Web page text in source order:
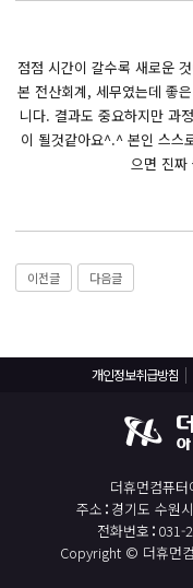
점점 시간이 갈수록 새로운
본 전산회계, 세무였는데 좋
니다. 결과도 중요하지만 과
이 될것같아요^.^ 본인 스스
으면 진짜
이전글 다음글
개인정보취급방침
더휴먼컴퓨
주소 경기도 수원
전화번호 031-
Copyright © 더휴먼
BIM 건축설계 및 실내건축설계(
React, Veu 프레임워크 기반 프
반응형/웹퍼블리셔/프론트엔드
반응형/웹퍼블리셔/프론트엔드
전산세무회계 자격취득과정[전산
직업상담사 2급 (필기+실기) 자
일러스트 자격증 취득과정(GTQi
전산회계 1급 / FAT 1급 자격증
전산세무 2급 / TAT 2급 자격증 취